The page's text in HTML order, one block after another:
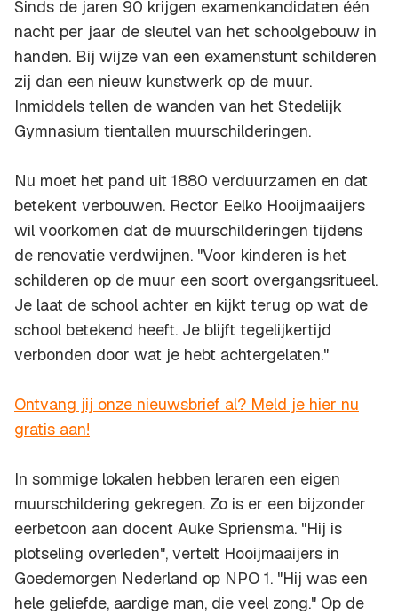
Sinds de jaren 90 krijgen examenkandidaten één
nacht per jaar de sleutel van het schoolgebouw in
handen. Bij wijze van een examenstunt schilderen
zij dan een nieuw kunstwerk op de muur.
Inmiddels tellen de wanden van het Stedelijk
Gymnasium tientallen muurschilderingen.
Nu moet het pand uit 1880 verduurzamen en dat
betekent verbouwen. Rector Eelko Hooijmaaijers
wil voorkomen dat de muurschilderingen tijdens
de renovatie verdwijnen. "Voor kinderen is het
schilderen op de muur een soort overgangsritueel.
Je laat de school achter en kijkt terug op wat de
school betekend heeft. Je blijft tegelijkertijd
verbonden door wat je hebt achtergelaten."
Ontvang jij onze nieuwsbrief al? Meld je hier nu
gratis aan!
In sommige lokalen hebben leraren een eigen
muurschildering gekregen. Zo is er een bijzonder
eerbetoon aan docent Auke Spriensma. "Hij is
plotseling overleden", vertelt Hooijmaaijers in
Goedemorgen Nederland op NPO 1. "Hij was een
hele geliefde, aardige man, die veel zong." Op de